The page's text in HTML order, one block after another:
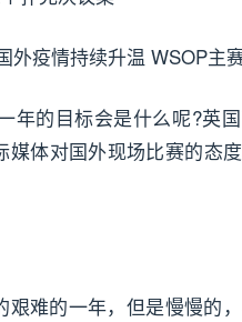
年的目标会是什么呢?英
体对国外现场比赛的态
难的一年，但是慢慢的